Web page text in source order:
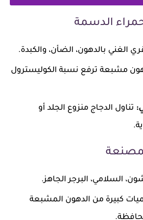
الغني بالدهون، الضأن، والكبدة.
مشبعة ترفع نسبة الكوليسترول
تناول الدجاج منزوع الجلد أو
السلامي، البرجر الجاهز.
كبيرة من الدهون المشبعة